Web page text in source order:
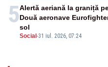
5
Social -31 iul. 2026, 07:24
Alertă aeriană la graniță
Două aeronave
sol